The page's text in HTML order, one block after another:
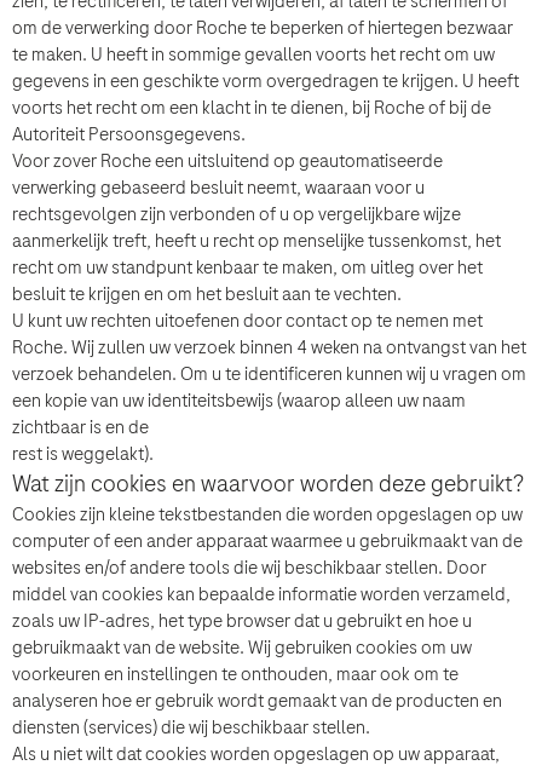
om de verwerking door Roche te beperken of hiertegen bezwaar
te maken. U heeft in sommige gevallen voorts het recht om uw
gegevens in een geschikte vorm overgedragen te krijgen. U heeft
voorts het recht om een klacht in te dienen, bij Roche of bij de
Autoriteit Persoonsgegevens.
Voor zover Roche een uitsluitend op geautomatiseerde
verwerking gebaseerd besluit neemt, waaraan voor u
rechtsgevolgen zijn verbonden of u op vergelijkbare wijze
aanmerkelijk treft, heeft u recht op menselijke tussenkomst, het
recht om uw standpunt kenbaar te maken, om uitleg over het
besluit te krijgen en om het besluit aan te vechten.
U kunt uw rechten uitoefenen door contact op te nemen met
Roche. Wij zullen uw verzoek binnen 4 weken na ontvangst van het
verzoek behandelen. Om u te identificeren kunnen wij u vragen om
een kopie van uw identiteitsbewijs (waarop alleen uw naam
zichtbaar is en de
rest is weggelakt).
Wat zijn cookies en waarvoor worden deze gebruikt?
Cookies zijn kleine tekstbestanden die worden opgeslagen op uw
computer of een ander apparaat waarmee u gebruikmaakt van de
websites en/of andere tools die wij beschikbaar stellen. Door
middel van cookies kan bepaalde informatie worden verzameld,
zoals uw IP-adres, het type browser dat u gebruikt en hoe u
gebruikmaakt van de website. Wij gebruiken cookies om uw
voorkeuren en instellingen te onthouden, maar ook om te
analyseren hoe er gebruik wordt gemaakt van de producten en
diensten (services) die wij beschikbaar stellen.
Als u niet wilt dat cookies worden opgeslagen op uw apparaat,